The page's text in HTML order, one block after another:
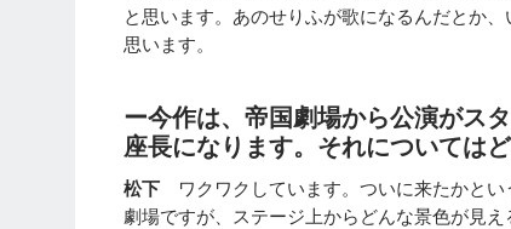
と思います。あのせりふが歌になるんだとか
思います。
ー今作は、帝国劇場から公演がス
座長になります。それについては
松下 ワクワクしています。ついに来たかとい
劇場ですが、ステージ上からどんな景色が見